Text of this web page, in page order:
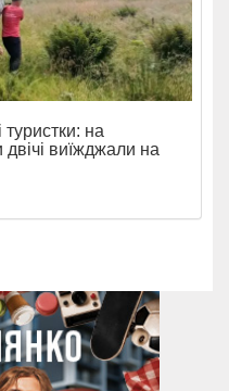
туристки: на
виїжджали на